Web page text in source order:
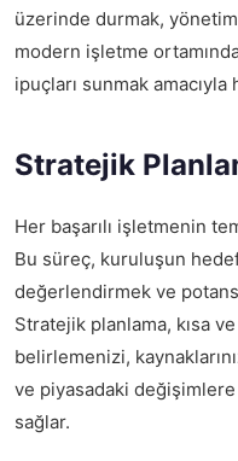
üzerinde durmak,
modern işletme
ipuçları sunmak amacıyla
Stratejik
Her başarılı işletmenin
Bu süreç, kuruluşun
değerlendirmek ve
Stratejik planlama, kısa
belirlemenizi,
ve piyasadaki değişimlere
sağlar.